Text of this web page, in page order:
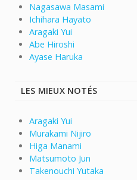
Nagasawa Masami
Ichihara Hayato
Aragaki Yui
Abe Hiroshi
Ayase Haruka
LES MIEUX NOTÉS
Aragaki Yui
Murakami Nijiro
Higa Manami
Matsumoto Jun
Takenouchi Yutaka